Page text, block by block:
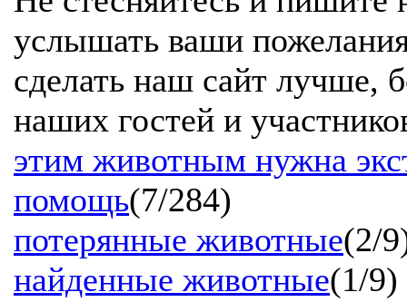
услышать ваши
сделать наш сайт лучше,
наших гостей и
этим животным нужна
помощь(7/284)
потерянные животные(2/
найденные животные(1/9)